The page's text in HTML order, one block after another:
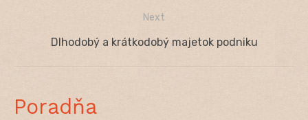
Next
Next
Dlhodobý a krátkodobý majetok podniku
Poradňa